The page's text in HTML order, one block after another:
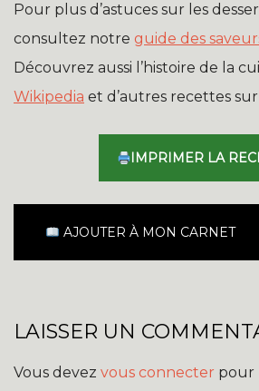
Pour plus d’astuces sur les
consultez notre guide des
Découvrez aussi l’histoire de la
Wikipedia et d’autres recettes sur
IMPRIMER LA
AJOUTER À MON CARNET
LAISSER UN
Vous devez vous connecter pour